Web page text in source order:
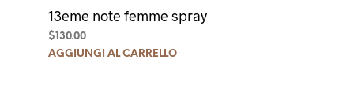
13eme note femme spray
$130.00
AGGIUNGI AL CARRELLO